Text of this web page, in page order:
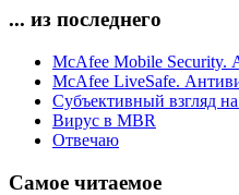
... из последнего
McAfee Mobile Security.
McAfee LiveSafe.
Субъективный взгляд
Вирус в MBR
Отвечаю
Самое читаемое